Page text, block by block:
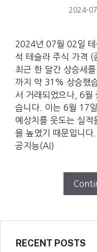
2024-
2024년 07월 02일 테
석 테슬라 주식 가격
최근 한 달간 상승세
까지 약 31% 상승했
서 거래되었으나, 6월
습니다. 이는 6월 17
예상치를 웃도는 실적
을 높였기 때문입니다
공지능(AI)
RECENT POSTS